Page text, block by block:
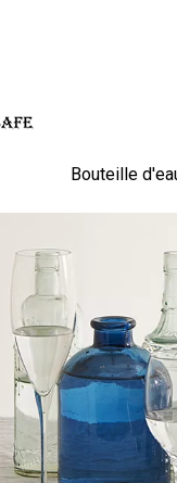
Bouteille